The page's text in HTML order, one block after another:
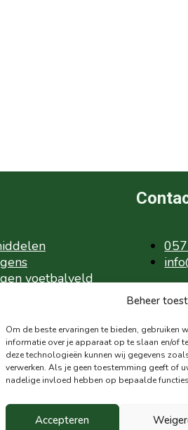
Beheer
Om de beste ervaringen te bieden,
informatie over je apparaat op te slaan en/of
deze technologieën kunnen wij gegevens
verwerken. Als je geen toestemming geeft of
nadelige invloed hebben op bepaalde
Accepteren
voetbalveld
voetbalveld
voetbal